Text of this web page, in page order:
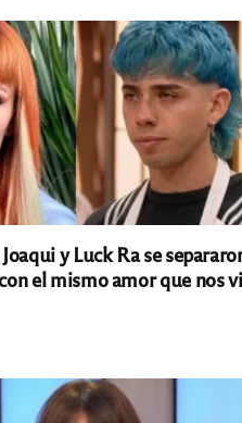
y Luck Ra se
el mismo amor que nos